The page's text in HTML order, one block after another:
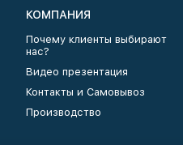
КОМПАНИЯ
Почему клиенты выбирают
нас?
Видео презентация
Контакты и Самовывоз
Производство